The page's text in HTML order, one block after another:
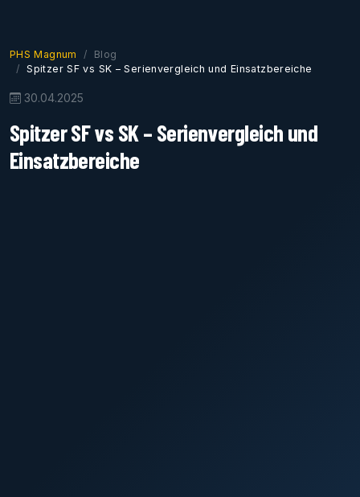
PHS Magnum
Blog
Spitzer SF vs SK – Serienvergleich und Einsatzbereiche
30.04.2025
Spitzer SF vs SK – Serienvergleich und
Einsatzbereiche